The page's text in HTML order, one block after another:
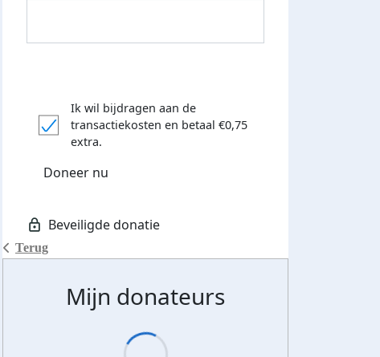
Donateurs bedankt
Terug
Ik wil bijdragen aan de
transactiekosten en betaal €0,75
extra.
Doneer nu
Mijn donateurs